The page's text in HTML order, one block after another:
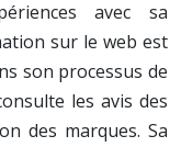
avec sa
sur le web est
son processus de
les avis des
des marques. Sa